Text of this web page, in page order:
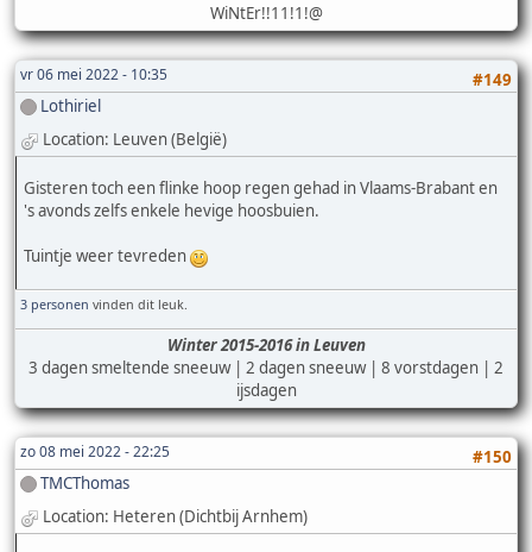
WiNtEr!!11!1!@
vr 06 mei 2022 - 10:35
#149
Lothiriel
Location: Leuven (België)
Gisteren toch een flinke hoop regen gehad in Vlaams-Brabant en
's avonds zelfs enkele hevige hoosbuien.
Tuintje weer tevreden
3 personen vinden dit leuk.
Winter 2015-2016 in Leuven
3 dagen smeltende sneeuw | 2 dagen sneeuw | 8 vorstdagen | 2
ijsdagen
zo 08 mei 2022 - 22:25
#150
TMCThomas
Location: Heteren (Dichtbij Arnhem)